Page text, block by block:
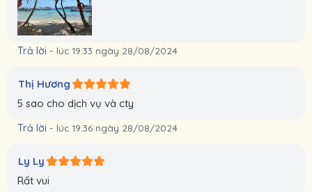
Trả lời - lúc 19:33 ngày 28/08/2024
Thị Hương
5 sao cho dịch vụ và cty
Trả lời - lúc 19:36 ngày 28/08/2024
Ly Ly
Rất vui